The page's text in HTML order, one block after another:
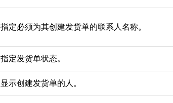
指定必须为其创建发货单的联系人名称。
指定发货单状态。
显示创建发货单的人。